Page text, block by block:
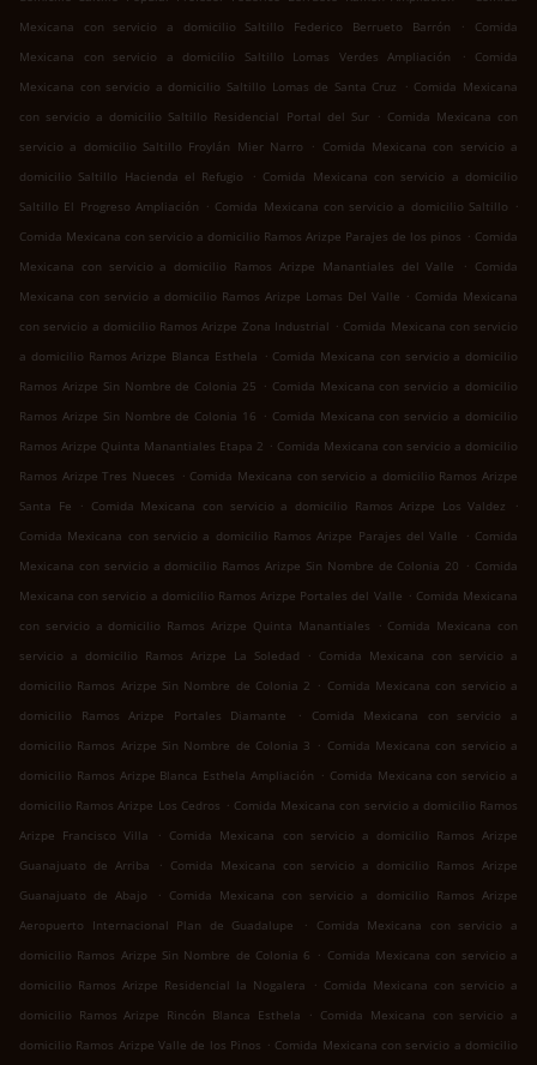
Mexicana con servicio a domicilio Saltillo Federico Berrueto Barrón
.
Comida
Mexicana con servicio a domicilio Saltillo Lomas Verdes Ampliación
.
Comida
Mexicana con servicio a domicilio Saltillo Lomas de Santa Cruz
. Comida Mexicana
con servicio a domicilio Saltillo Residencial Portal del Sur . Comida Mexicana con
servicio a domicilio Saltillo Froylán Mier Narro
. Comida Mexicana con servicio a
domicilio Saltillo Hacienda el Refugio
. Comida Mexicana con servicio a domicilio
Saltillo El Progreso Ampliación . Comida Mexicana con servicio a domicilio Saltillo .
Comida Mexicana con servicio a domicilio Ramos Arizpe Parajes de los pinos . Comida
Mexicana con servicio a domicilio Ramos Arizpe Manantiales del Valle
. Comida
Mexicana con servicio a domicilio Ramos Arizpe Lomas Del Valle . Comida Mexicana
con servicio a domicilio Ramos Arizpe Zona Industrial . Comida Mexicana con servicio
a domicilio Ramos Arizpe Blanca Esthela . Comida Mexicana con servicio a domicilio
Ramos Arizpe Sin Nombre de Colonia 25 . Comida Mexicana con servicio a domicilio
Ramos Arizpe Sin Nombre de Colonia 16 . Comida Mexicana con servicio a domicilio
Ramos Arizpe Quinta Manantiales Etapa 2 . Comida Mexicana con servicio a domicilio
Ramos Arizpe Tres Nueces . Comida Mexicana con servicio a domicilio Ramos Arizpe
Santa Fe
. Comida Mexicana con servicio a domicilio Ramos Arizpe Los Valdez
.
Comida Mexicana con servicio a domicilio Ramos Arizpe Parajes del Valle
. Comida
Mexicana con servicio a domicilio Ramos Arizpe Sin Nombre de Colonia 20 . Comida
Mexicana con servicio a domicilio Ramos Arizpe Portales del Valle . Comida Mexicana
con servicio a domicilio Ramos Arizpe Quinta Manantiales
. Comida Mexicana con
servicio a domicilio Ramos Arizpe La Soledad
. Comida Mexicana con servicio a
domicilio Ramos Arizpe Sin Nombre de Colonia 2 . Comida Mexicana con servicio a
domicilio Ramos Arizpe Portales Diamante
.
Comida Mexicana con servicio a
domicilio Ramos Arizpe Sin Nombre de Colonia 3 . Comida Mexicana con servicio a
domicilio Ramos Arizpe Blanca Esthela Ampliación . Comida Mexicana con servicio a
domicilio Ramos Arizpe Los Cedros . Comida Mexicana con servicio a domicilio Ramos
Arizpe Francisco Villa
. Comida Mexicana con servicio a domicilio Ramos Arizpe
Guanajuato de Arriba
. Comida Mexicana con servicio a domicilio Ramos Arizpe
Guanajuato de Abajo
. Comida Mexicana con servicio a domicilio Ramos Arizpe
Aeropuerto Internacional Plan de Guadalupe
.
Comida Mexicana con servicio a
domicilio Ramos Arizpe Sin Nombre de Colonia 6 . Comida Mexicana con servicio a
domicilio Ramos Arizpe Residencial la Nogalera
. Comida Mexicana con servicio a
domicilio Ramos Arizpe Rincón Blanca Esthela
. Comida Mexicana con servicio a
domicilio Ramos Arizpe Valle de los Pinos . Comida Mexicana con servicio a domicilio